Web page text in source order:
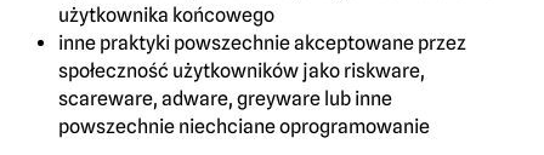
użytkownika końcowego
inne praktyki powszechnie akceptowane przez
społeczność użytkowników jako riskware,
scareware, adware, greyware lub inne
powszechnie niechciane oprogramowanie